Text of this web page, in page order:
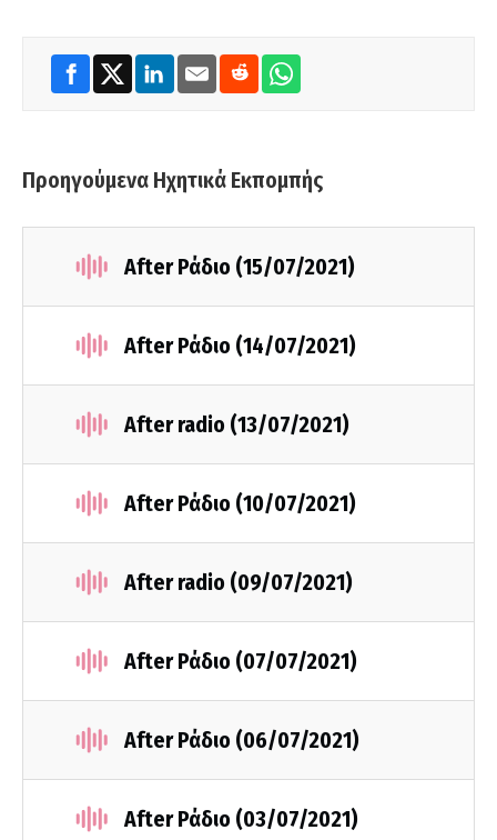
Προηγούμενα Ηχητικά Εκπομπής
After Ράδιο (15/07/2021)
After Ράδιο (14/07/2021)
After radio (13/07/2021)
After Ράδιο (10/07/2021)
After radio (09/07/2021)
After Ράδιο (07/07/2021)
After Ράδιο (06/07/2021)
After Ράδιο (03/07/2021)